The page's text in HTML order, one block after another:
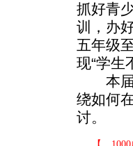
抓好青
训，办
五年级
现“学生
本届
绕如何
讨。